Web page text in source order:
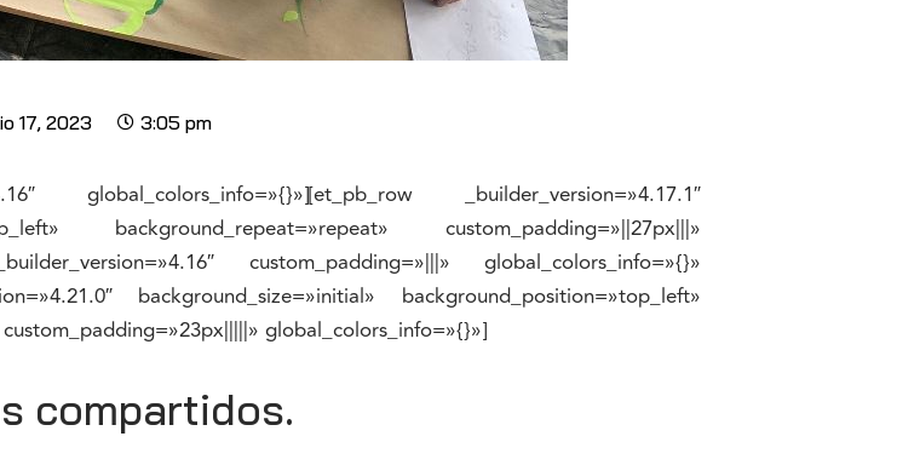
17, 2023 3:05 pm
global_colors_info=»{}»][et_pb_row _builder_version=»4.17.1″
background_repeat=»repeat» custom_padding=»||27px|||»
custom_padding=»|||» global_colors_info=»{}»
background_size=»initial» background_position=»top_left»
global_colors_info=»{}»]
compartidos.